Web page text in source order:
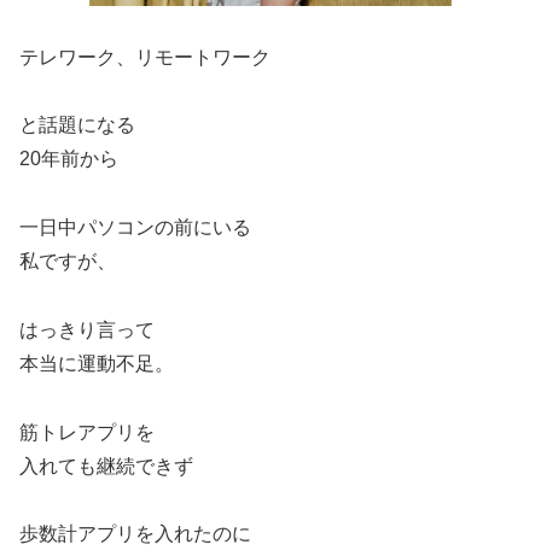
テレワーク、リモートワーク
と話題になる
20年前から
一日中パソコンの前にいる
私ですが、
はっきり言って
本当に運動不足。
筋トレアプリを
入れても継続できず
歩数計アプリを入れたのに